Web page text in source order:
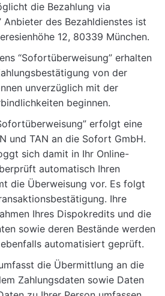
die Bezahlung via
Anbieter des Bezahldienstes ist
12, 80339 München.
“Sofortüberweisung” erhalten
von der
unverzüglich mit der
beginnen.
erfolgt eine
und TAN an die Sofort GmbH.
sich damit in Ihr Online-
automatisch Ihren
die Überweisung vor. Es folgt
Ihre
Ihres Dispokredits und die
sowie deren Bestände werden
automatisiert geprüft.
die Übermittlung an die
Zahlungsdaten sowie Daten